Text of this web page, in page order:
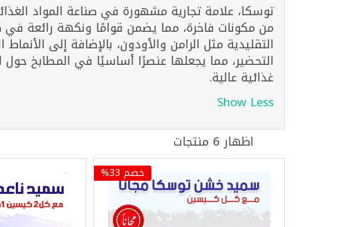
توسكا، علامة تجارية مشهورة في صناعة المواد
من مكونات فاخرة، مما يضمن قوامًا ونكهة رائعة في
التقليدية مثل الرامن والأودون، بالإضافة إلى
التحضير، مما يجعلها عنصرًا أساسيًا في المطابخ
غذائية عالية.
Show Less
اظهار 6 منتجات
خصم 33%